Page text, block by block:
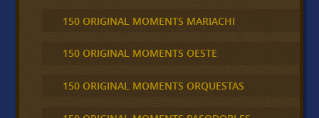
150 ORIGINAL MOMENTS MARIACHI
150 ORIGINAL MOMENTS OESTE
150 ORIGINAL MOMENTS ORQUESTAS